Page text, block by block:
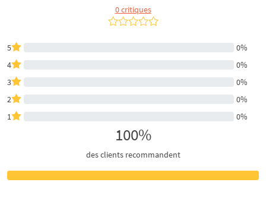
0 critiques
5
0%
4
0%
3
0%
2
0%
1
0%
100%
des clients recommandent